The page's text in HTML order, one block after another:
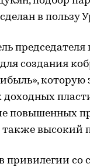
в пользу
создания
которую
повышенных
также высокий
привилегии со